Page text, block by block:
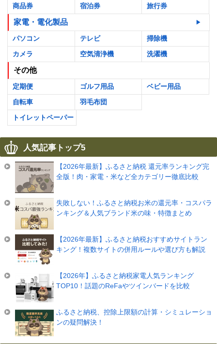
商品券 宿泊券 旅行券
家電・電化製品
パソコン テレビ
掃除機
カメラ
空気清浄機 洗濯機
その他
定期便 ゴルフ用品
ベビー用品
自転車
羽毛布団
トイレットペーパー
人気記事トップ5
【2026年最新】ふるさと納税 還元率ランキング完
全版！肉・家電・米など全カテゴリー徹底比較
失敗しない！ふるさと納税お米の還元率・コスパラ
ンキング＆人気ブランド米の味・特徴まとめ
【2026年最新】ふるさと納税おすすめサイトラン
キング！複数サイトの併用ルールや選び方も解説
【2026年】ふるさと納税家電人気ランキング
TOP10！話題のReFaやツインバードを比較
ふるさと納税、控除上限額の計算・シミュレーショ
ンの疑問解決！